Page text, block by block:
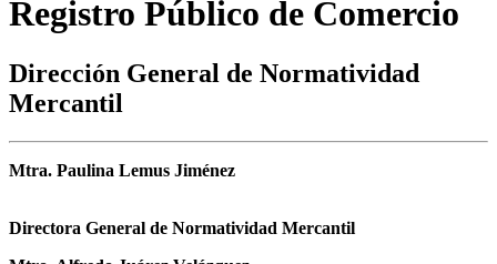
Registro Público de Comercio
Dirección General de Normatividad
Mercantil
Mtra. Paulina Lemus Jiménez
Directora General de Normatividad Mercantil